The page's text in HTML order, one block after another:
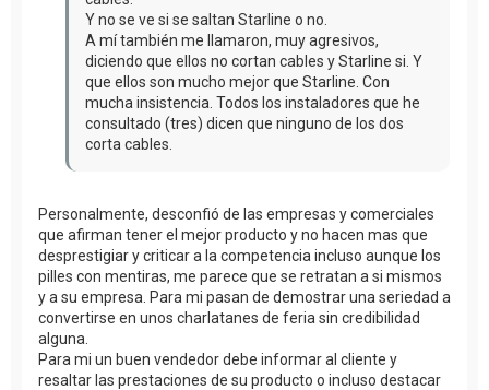
Y no se ve si se saltan Starline o no.
A mí también me llamaron, muy agresivos,
diciendo que ellos no cortan cables y Starline si. Y
que ellos son mucho mejor que Starline. Con
mucha insistencia. Todos los instaladores que he
consultado (tres) dicen que ninguno de los dos
corta cables.
Personalmente, desconfió de las empresas y comerciales
que afirman tener el mejor producto y no hacen mas que
desprestigiar y criticar a la competencia incluso aunque los
pilles con mentiras, me parece que se retratan a si mismos
y a su empresa. Para mi pasan de demostrar una seriedad a
convertirse en unos charlatanes de feria sin credibilidad
alguna.
Para mi un buen vendedor debe informar al cliente y
resaltar las prestaciones de su producto o incluso destacar